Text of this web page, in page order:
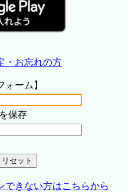
・お忘れの方
ォーム】
保存
できない方はこちらから